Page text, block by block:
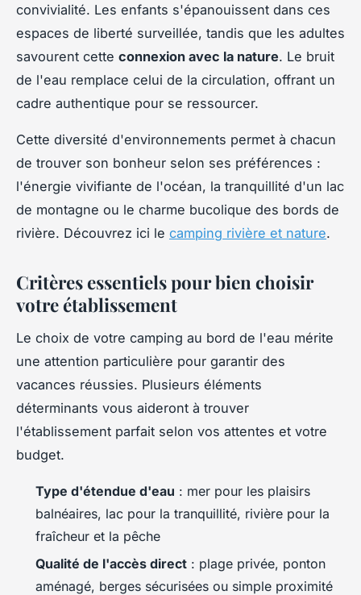
convivialité. Les enfants s'épanouissent dans ces
espaces de liberté surveillée, tandis que les adultes
savourent cette connexion avec la nature. Le bruit
de l'eau remplace celui de la circulation, offrant un
cadre authentique pour se ressourcer.
Cette diversité d'environnements permet à chacun
de trouver son bonheur selon ses préférences :
l'énergie vivifiante de l'océan, la tranquillité d'un lac
de montagne ou le charme bucolique des bords de
rivière. Découvrez ici le camping rivière et nature.
Critères essentiels pour bien choisir
votre établissement
Le choix de votre camping au bord de l'eau mérite
une attention particulière pour garantir des
vacances réussies. Plusieurs éléments
déterminants vous aideront à trouver
l'établissement parfait selon vos attentes et votre
budget.
Type d'étendue d'eau : mer pour les plaisirs
balnéaires, lac pour la tranquillité, rivière pour la
fraîcheur et la pêche
Qualité de l'accès direct : plage privée, ponton
aménagé, berges sécurisées ou simple proximité